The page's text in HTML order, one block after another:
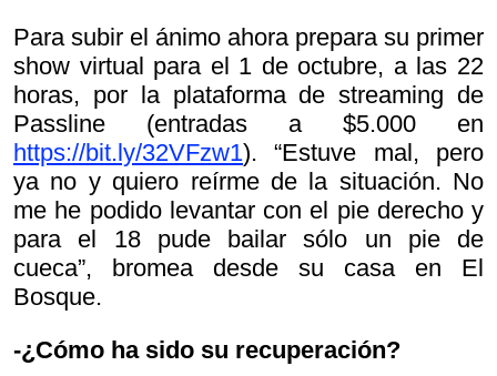
Para subir el ánimo ahora prepara su primer
show virtual para el 1 de octubre, a las 22
horas, por la plataforma de streaming de
Passline (entradas a $5.000 en
https://bit.ly/32VFzw1). “Estuve mal, pero
ya no y quiero reírme de la situación. No
me he podido levantar con el pie derecho y
para el 18 pude bailar sólo un pie de
cueca”, bromea desde su casa en El
Bosque.
-¿Cómo ha sido su recuperación?